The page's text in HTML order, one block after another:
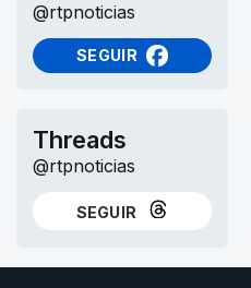
@rtpnoticias
SEGUIR
NO FACEBOOK
Threads
@rtpnoticias
SEGUIR
NO THREADS